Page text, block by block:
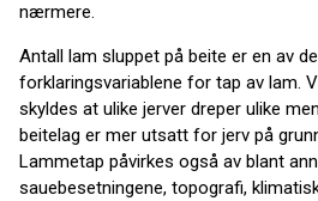
nærmere.
Antall lam sluppet på beite er en av
forklaringsvariablene for tap av lam.
skyldes at ulike jerver dreper ulike
beitelag er mer utsatt for jerv på
Lammetap påvirkes også av blant
sauebesetningene, topografi,